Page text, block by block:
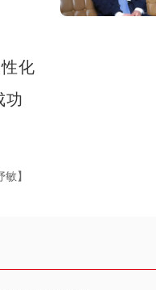
化
功
敏】